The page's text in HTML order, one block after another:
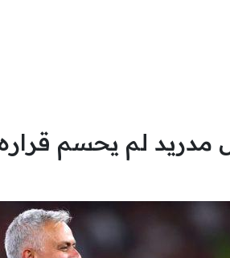
مدريد لم يحسم